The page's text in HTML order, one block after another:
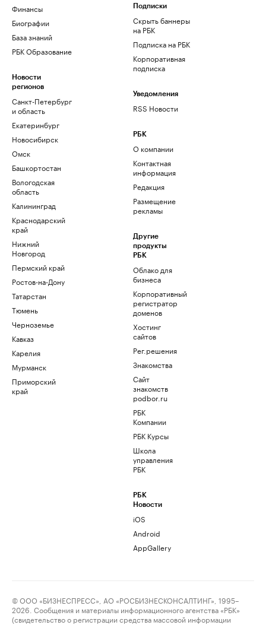
Финансы
Биографии
База знаний
РБК Образование
Новости
регионов
Санкт-Петербург
и область
Екатеринбург
Новосибирск
Омск
Башкортостан
Вологодская
область
Калининград
Краснодарский
край
Нижний
Новгород
Пермский край
Ростов-на-Дону
Татарстан
Тюмень
Черноземье
Кавказ
Карелия
Мурманск
Приморский
край
Подписки
Скрыть баннеры
на РБК
Подписка на РБК
Корпоративная
подписка
Уведомления
RSS Новости
РБК
О компании
Контактная
информация
Редакция
Размещение
рекламы
Другие
продукты
РБК
Облако для
бизнеса
Корпоративный
регистратор
доменов
Хостинг
сайтов
Рег.решения
Знакомства
Сайт
знакомств
podbor.ru
РБК
Компании
РБК Курсы
Школа
управления
РБК
РБК
Новости
iOS
Android
AppGallery
© ООО «БИЗНЕСПРЕСС», АО «РОСБИЗНЕСКОНСАЛТИНГ», 1995–
2026. Сообщения и материалы информационного агентства «РБК»
(свидетельство о регистрации средства массовой информации